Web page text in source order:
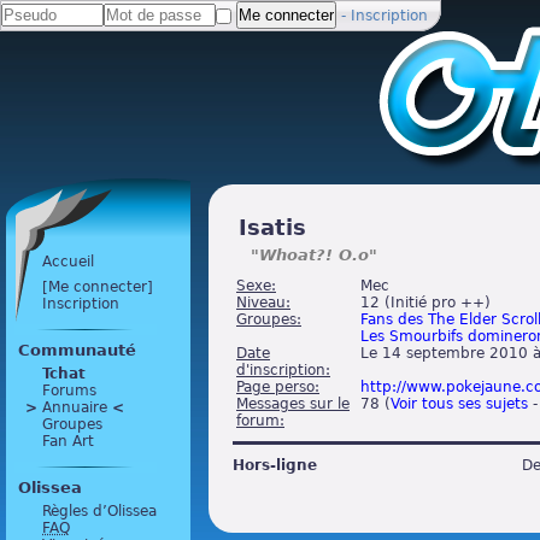
- Inscription
Accueil
[Me connecter]
Inscription
Communauté
Tchat
Forums
> Annuaire <
Groupes
Fan Art
Olissea
Règles d’Olissea
FAQ
Isatis
"Whoat?! O.o"
Sexe:
Mec
Niveau:
12 ( Initié pro ++)
Groupes:
Fans des The Elder
Les Smourbifs
Date
d'inscription:
Le 14 septembre 2010
Page perso:
http://
Messages sur le
forum:
78 (Voir tous ses sujets
Hors-ligne